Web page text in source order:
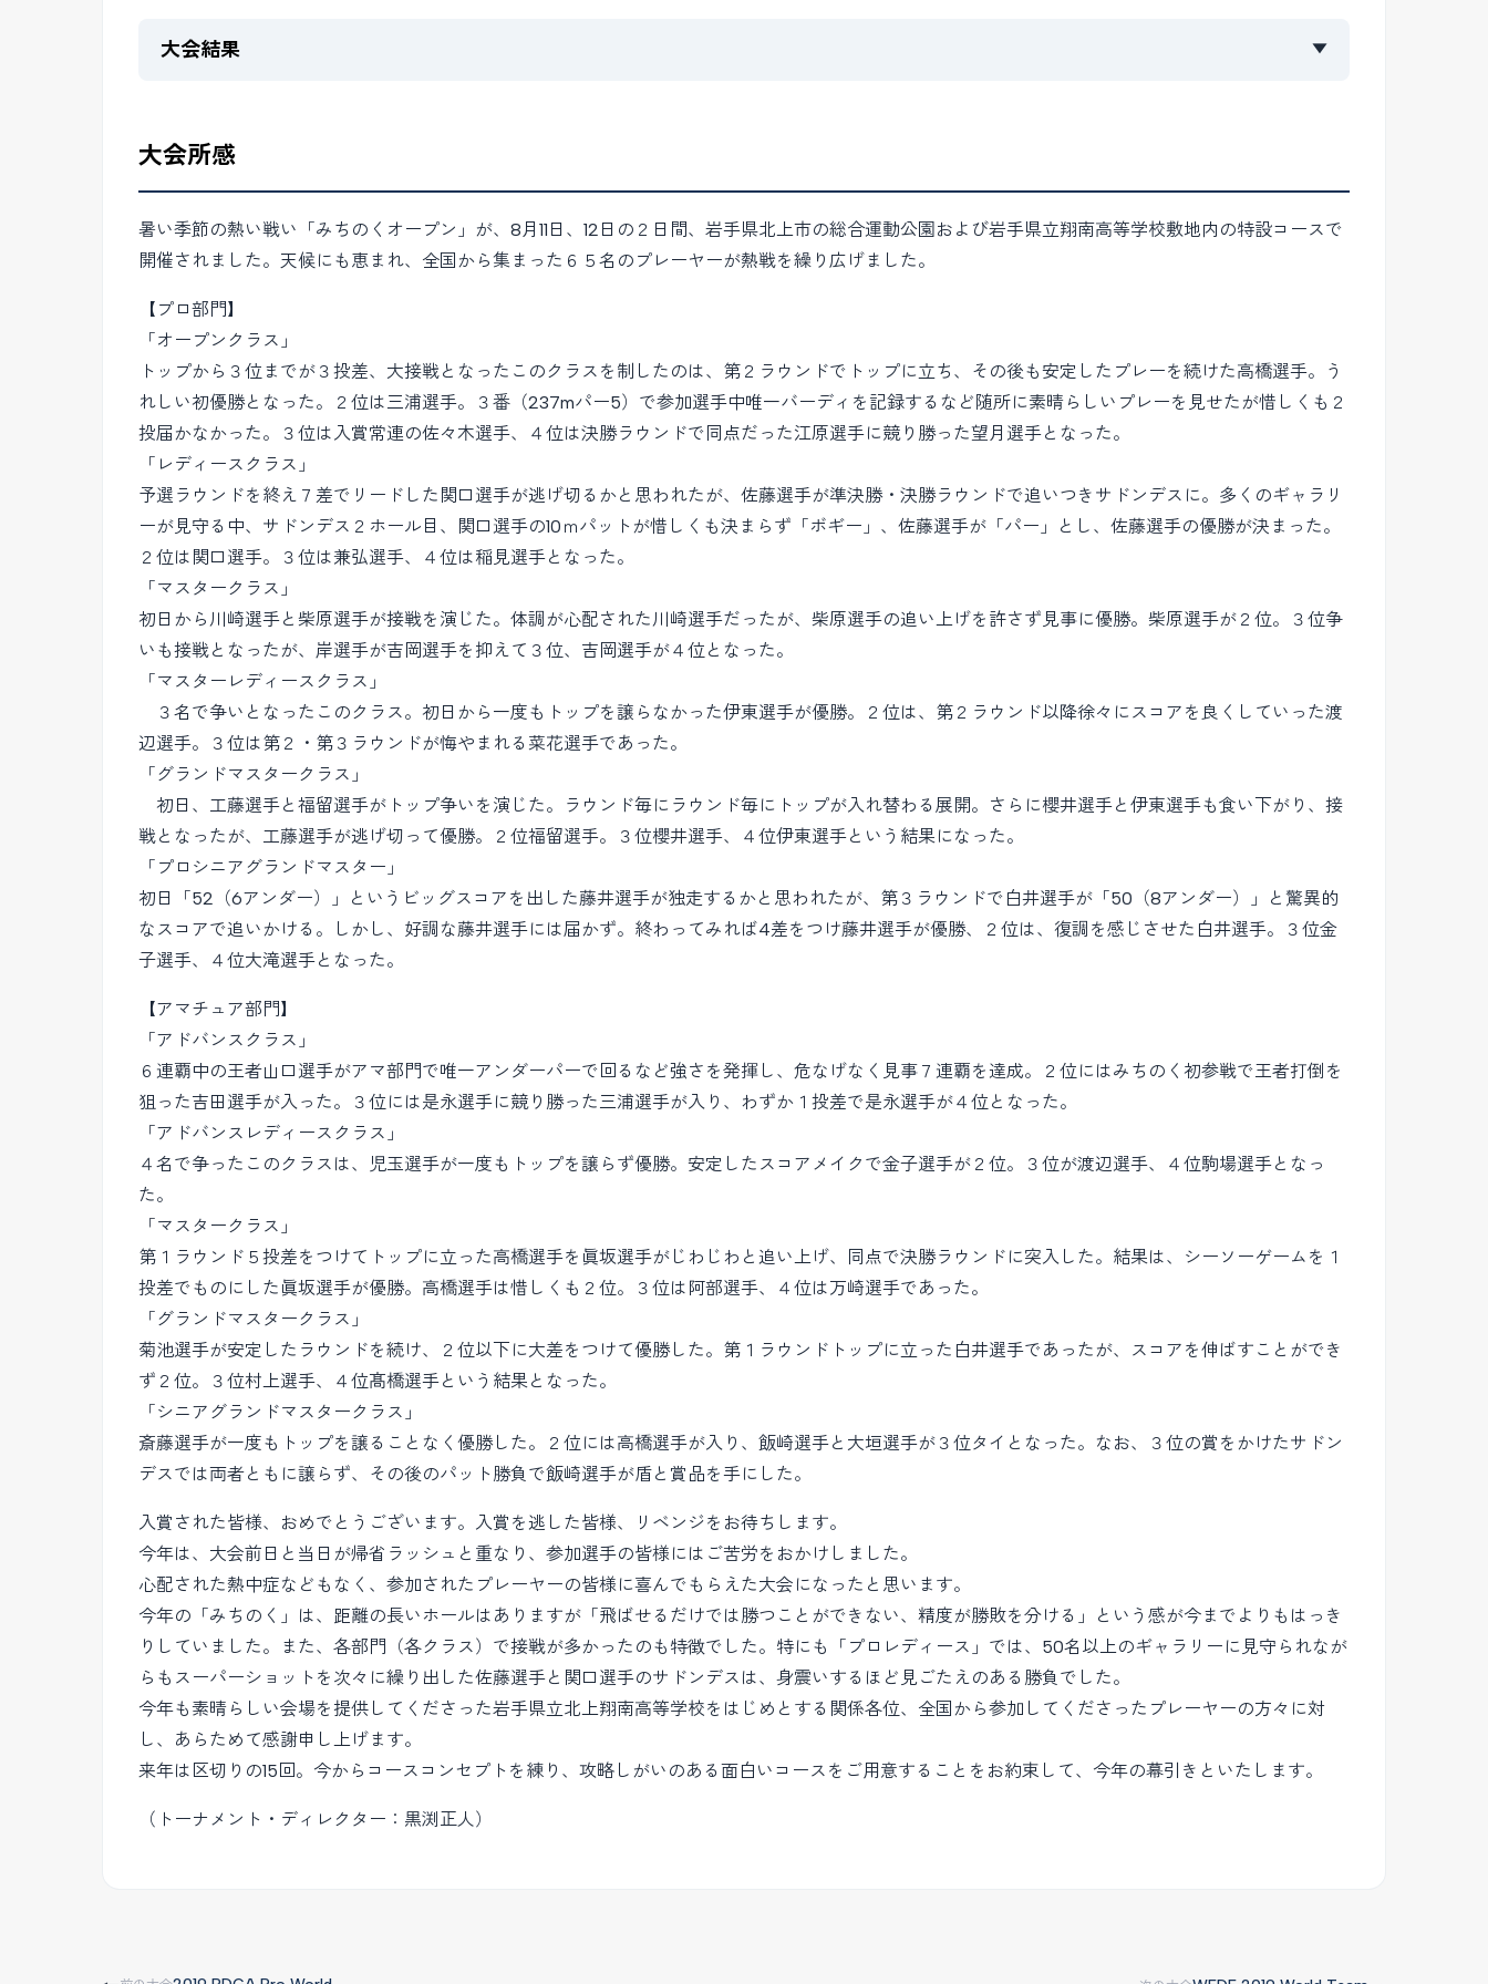
大会結果 ▼
大会所感
暑い季節の熱い戦い「みちのくオープン」が、8月11日、12日の２日間、岩手県北上市の総合運動公園および岩手県立翔南高等学校敷地内の特設コースで
開催されました。天候にも恵まれ、全国から集まった６５名のプレーヤーが熱戦を繰り広げました。
【プロ部門】
「オープンクラス」
トップから３位までが３投差、大接戦となったこのクラスを制したのは、第２ラウンドでトップに立ち、その後も安定したプレーを続けた高橋選手。う
れしい初優勝となった。２位は三浦選手。３番（237mパー5）で参加選手中唯一バーディを記録するなど随所に素晴らしいプレーを見せたが惜しくも２
投届かなかった。３位は入賞常連の佐々木選手、４位は決勝ラウンドで同点だった江原選手に競り勝った望月選手となった。
「レディースクラス」
予選ラウンドを終え７差でリードした関口選手が逃げ切るかと思われたが、佐藤選手が準決勝・決勝ラウンドで追いつきサドンデスに。多くのギャラリ
ーが見守る中、サドンデス２ホール目、関口選手の10ｍパットが惜しくも決まらず「ボギー」、佐藤選手が「パー」とし、佐藤選手の優勝が決まった。
２位は関口選手。３位は兼弘選手、４位は稲見選手となった。
「マスタークラス」
初日から川崎選手と柴原選手が接戦を演じた。体調が心配された川崎選手だったが、柴原選手の追い上げを許さず見事に優勝。柴原選手が２位。３位争
いも接戦となったが、岸選手が吉岡選手を抑えて３位、吉岡選手が４位となった。
「マスターレディースクラス」
３名で争いとなったこのクラス。初日から一度もトップを譲らなかった伊東選手が優勝。２位は、第２ラウンド以降徐々にスコアを良くしていった渡
辺選手。３位は第２・第３ラウンドが悔やまれる菜花選手であった。
「グランドマスタークラス」
初日、工藤選手と福留選手がトップ争いを演じた。ラウンド毎にラウンド毎にトップが入れ替わる展開。さらに櫻井選手と伊東選手も食い下がり、接
戦となったが、工藤選手が逃げ切って優勝。２位福留選手。３位櫻井選手、４位伊東選手という結果になった。
「プロシニアグランドマスター」
初日「52（6アンダー）」というビッグスコアを出した藤井選手が独走するかと思われたが、第３ラウンドで白井選手が「50（8アンダー）」と驚異的
なスコアで追いかける。しかし、好調な藤井選手には届かず。終わってみれば4差をつけ藤井選手が優勝、２位は、復調を感じさせた白井選手。３位金
子選手、４位大滝選手となった。
【アマチュア部門】
「アドバンスクラス」
６連覇中の王者山口選手がアマ部門で唯一アンダーパーで回るなど強さを発揮し、危なげなく見事７連覇を達成。２位にはみちのく初参戦で王者打倒を
狙った吉田選手が入った。３位には是永選手に競り勝った三浦選手が入り、わずか１投差で是永選手が４位となった。
「アドバンスレディースクラス」
４名で争ったこのクラスは、児玉選手が一度もトップを譲らず優勝。安定したスコアメイクで金子選手が２位。３位が渡辺選手、４位駒場選手となっ
た。
「マスタークラス」
第１ラウンド５投差をつけてトップに立った高橋選手を眞坂選手がじわじわと追い上げ、同点で決勝ラウンドに突入した。結果は、シーソーゲームを１
投差でものにした眞坂選手が優勝。高橋選手は惜しくも２位。３位は阿部選手、４位は万崎選手であった。
「グランドマスタークラス」
菊池選手が安定したラウンドを続け、２位以下に大差をつけて優勝した。第１ラウンドトップに立った白井選手であったが、スコアを伸ばすことができ
ず２位。３位村上選手、４位髙橋選手という結果となった。
「シニアグランドマスタークラス」
斎藤選手が一度もトップを譲ることなく優勝した。２位には高橋選手が入り、飯崎選手と大垣選手が３位タイとなった。なお、３位の賞をかけたサドン
デスでは両者ともに譲らず、その後のパット勝負で飯崎選手が盾と賞品を手にした。
入賞された皆様、おめでとうございます。入賞を逃した皆様、リベンジをお待ちします。
今年は、大会前日と当日が帰省ラッシュと重なり、参加選手の皆様にはご苦労をおかけしました。
心配された熱中症などもなく、参加されたプレーヤーの皆様に喜んでもらえた大会になったと思います。
今年の「みちのく」は、距離の長いホールはありますが「飛ばせるだけでは勝つことができない、精度が勝敗を分ける」という感が今までよりもはっき
りしていました。また、各部門（各クラス）で接戦が多かったのも特徴でした。特にも「プロレディース」では、50名以上のギャラリーに見守られなが
らもスーパーショットを次々に繰り出した佐藤選手と関口選手のサドンデスは、身震いするほど見ごたえのある勝負でした。
今年も素晴らしい会場を提供してくださった岩手県立北上翔南高等学校をはじめとする関係各位、全国から参加してくださったプレーヤーの方々に対
し、あらためて感謝申し上げます。
来年は区切りの15回。今からコースコンセプトを練り、攻略しがいのある面白いコースをご用意することをお約束して、今年の幕引きといたします。
（トーナメント・ディレクター：黒渕正人）